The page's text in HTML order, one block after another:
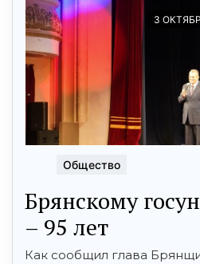
3
Общество
Брянскому
– 95 лет
Как сообщил глава